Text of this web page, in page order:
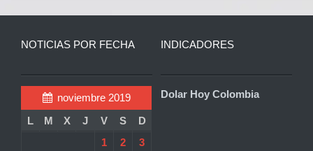
NOTICIAS POR FECHA
noviembre 2019
L
M X J V S
D
1
2
3
INDICADORES
Dolar Hoy Colombia